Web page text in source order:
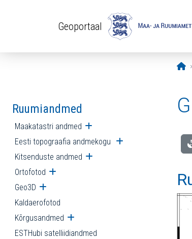
Geoportaal
Ruumiandmed
Maakatastri andmed Ava alammenüü
Eesti topograafia andmekogu Ava alammenüü
Kitsenduste andmed Ava alammenüü
Ortofotod Ava alammenüü
Geo3D Ava alammenüü
Kaldaerofotod
Kõrgusandmed Ava alammenüü
ESTHubi satelliidiandmed